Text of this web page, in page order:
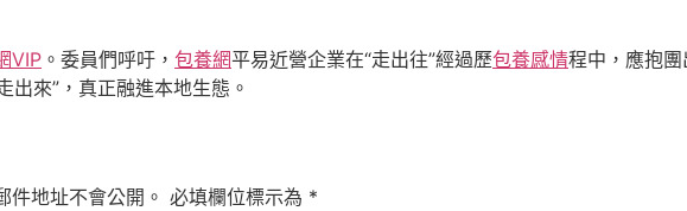
VIP 。委員們呼吁， 包養網平易近營企業在“走出往”經過歷包養感情程中，應抱
出來”，真正融進本地生態。
件地址不會公開。 必填欄位標示為 *